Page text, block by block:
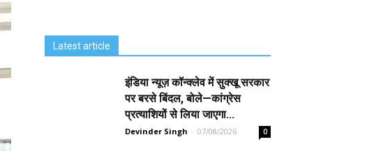
Latest article
इंडिया न्यूज़ कॉन्क्लेव में सुक्खू सरकार
पर बरसे बिंदल, बोले—कांग्रेस
प्रत्याशियों से लिया जाएगा...
Devinder Singh - 07/08/2026 0